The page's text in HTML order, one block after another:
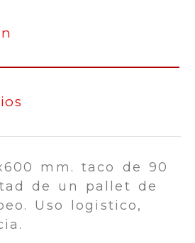
mm. taco de 90
de un pallet de
Uso logistico,